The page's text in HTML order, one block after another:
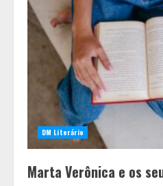
DM Literário
Marta Verônica e os